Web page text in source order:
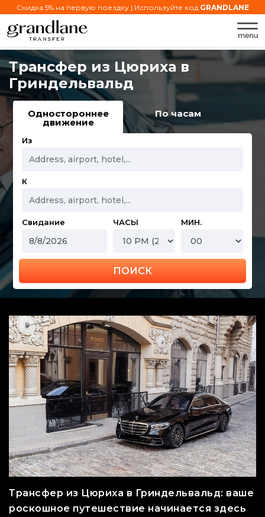
Скидка 5% на первую поездку | Используйте код:GRANDLANE
Трансфер из Цюриха в
Гриндельвальд
Одностороннее
движение
По часам
Из
К
Свидание ЧАСЫ МИН.
ПОИСК
Трансфер из Цюриха в Гриндельвальд: ваше
роскошное путешествие начинается здесь